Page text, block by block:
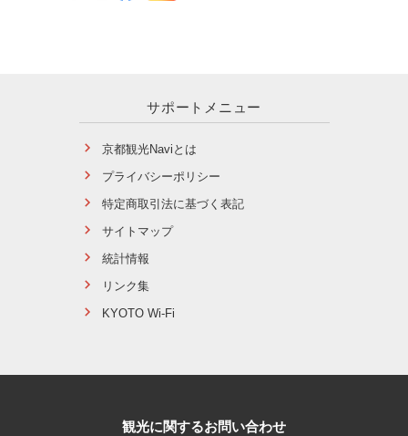
サポートメニュー
京都観光Naviとは
プライバシーポリシー
特定商取引法に基づく表記
サイトマップ
統計情報
リンク集
KYOTO Wi-Fi
観光に関するお問い合わせ